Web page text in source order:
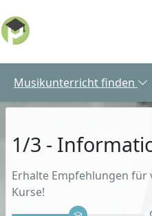
Musikunterricht finden
1/3 -
Erhalte Empfehlungen
Kurse!